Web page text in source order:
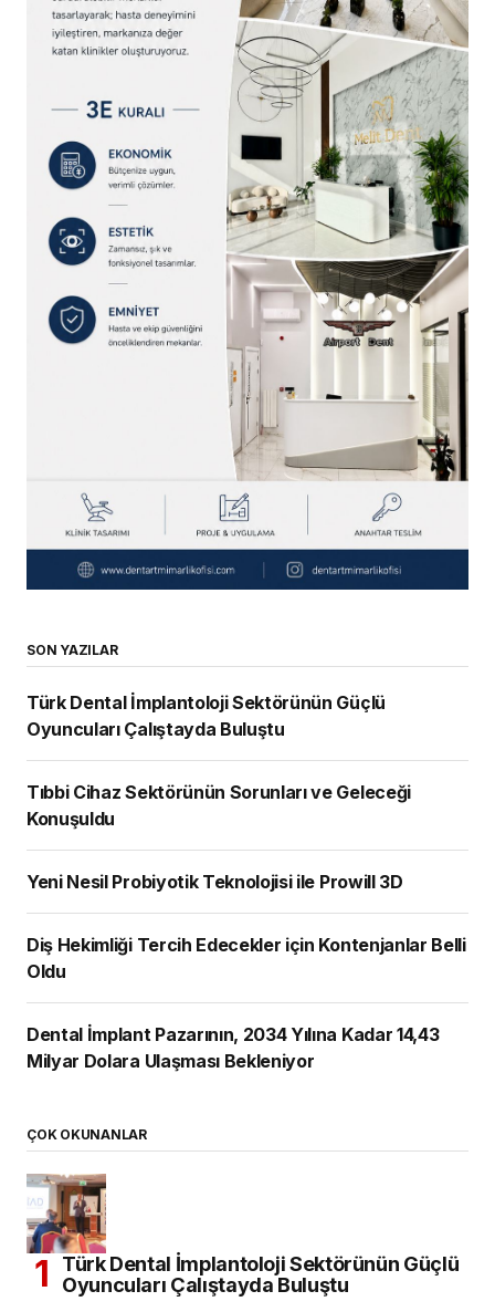
SON YAZILAR
Türk Dental İmplantoloji Sektörünün Güçlü
Oyuncuları Çalıştayda Buluştu
Tıbbi Cihaz Sektörünün Sorunları ve Geleceği
Konuşuldu
Yeni Nesil Probiyotik Teknolojisi ile Prowill 3D
Diş Hekimliği Tercih Edecekler için Kontenjanlar Belli
Oldu
Dental İmplant Pazarının, 2034 Yılına Kadar 14,43
Milyar Dolara Ulaşması Bekleniyor
ÇOK OKUNANLAR
Türk Dental İmplantoloji Sektörünün Güçlü
Oyuncuları Çalıştayda Buluştu